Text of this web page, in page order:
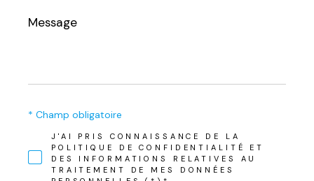
Message
*
J'AI PRIS CONNAISSANCE DE LA
POLITIQUE DE CONFIDENTIALITÉ ET
DES INFORMATIONS RELATIVES AU
TRAITEMENT DE MES DONNÉES
* Champ obligatoire